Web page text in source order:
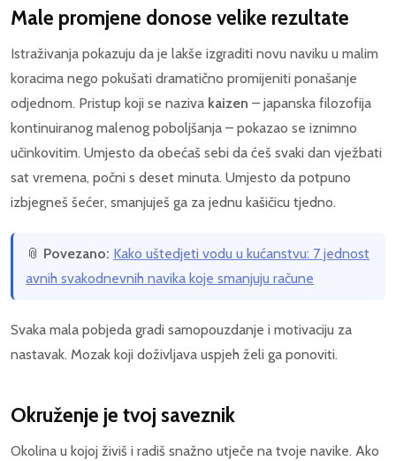
Male promjene donose velike rezultate
Istraživanja pokazuju da je lakše izgraditi novu naviku u malim
koracima nego pokušati dramatično promijeniti ponašanje
odjednom. Pristup koji se naziva kaizen – japanska filozofija
kontinuiranog malenog poboljšanja – pokazao se iznimno
učinkovitim. Umjesto da obećaš sebi da ćeš svaki dan vježbati
sat vremena, počni s deset minuta. Umjesto da potpuno
izbjegneš šećer, smanjuješ ga za jednu kašičicu tjedno.
📎 Povezano: Kako uštedjeti vodu u kućanstvu: 7 jednost
avnih svakodnevnih navika koje smanjuju račune
Svaka mala pobjeda gradi samopouzdanje i motivaciju za
nastavak. Mozak koji doživljava uspjeh želi ga ponoviti.
Okruženje je tvoj saveznik
Okolina u kojoj živiš i radiš snažno utječe na tvoje navike. Ako